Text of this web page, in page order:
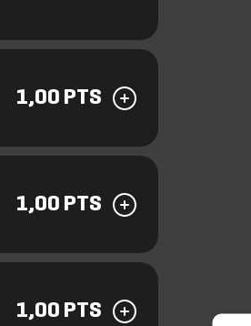
1,00 PTS
1,00 PTS
1,00 PTS